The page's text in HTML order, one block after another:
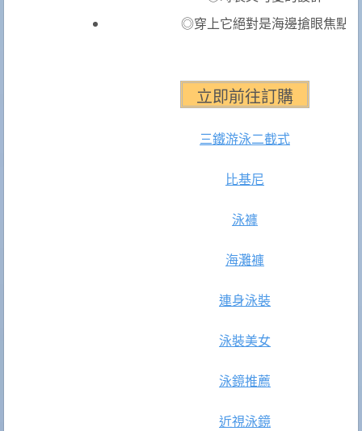
◎穿上它絕對是海邊搶眼焦點
三鐵游泳二截式
比基尼
泳褲
海灘褲
連身泳裝
泳裝美女
泳鏡推薦
近視泳鏡